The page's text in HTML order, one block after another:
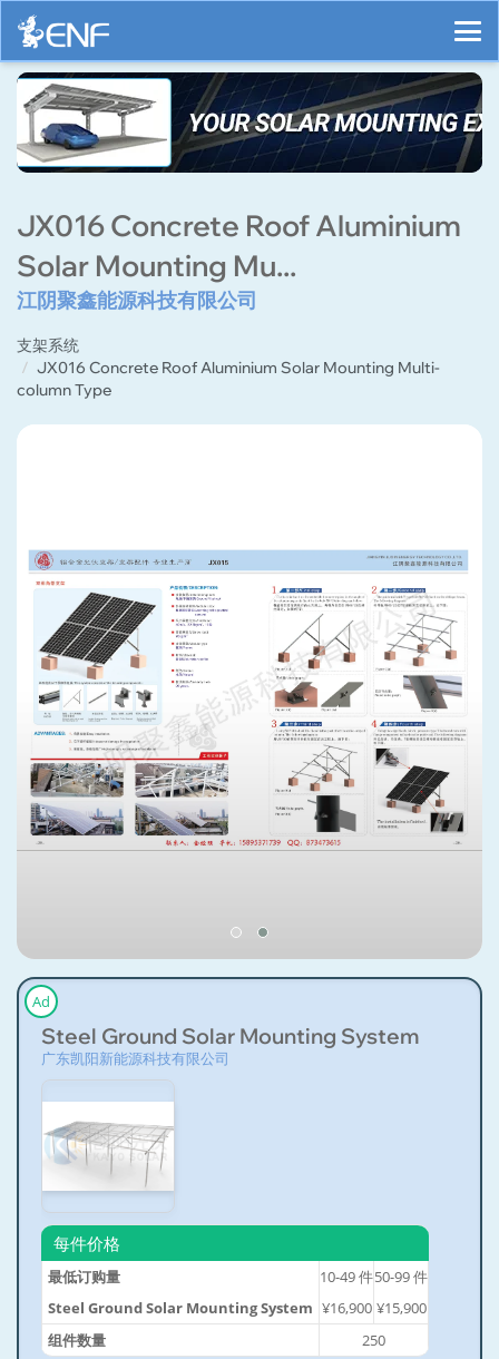
JX016 Concrete Roof Aluminium
Solar Mounting Mu...
江阴聚鑫能源科技有限公司
支架系统
JX016 Concrete Roof Aluminium Solar Mounting Multi-
column Type
Ad
Steel Ground Solar Mounting System
广东凯阳新能源科技有限公司
每件价格
最低订购量 10-49件50-99件
Steel Ground Solar Mounting System ¥16,900 ¥15,900
组件数量
250